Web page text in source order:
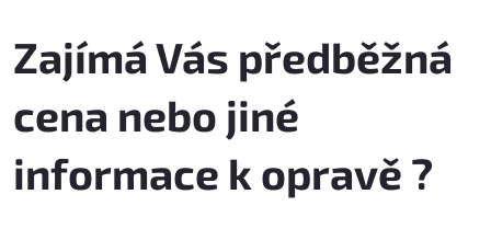
t
ů
t
ů
l
á
d
a
Zajímá Vás předběžná
cena nebo jiné
informace k opravě ?